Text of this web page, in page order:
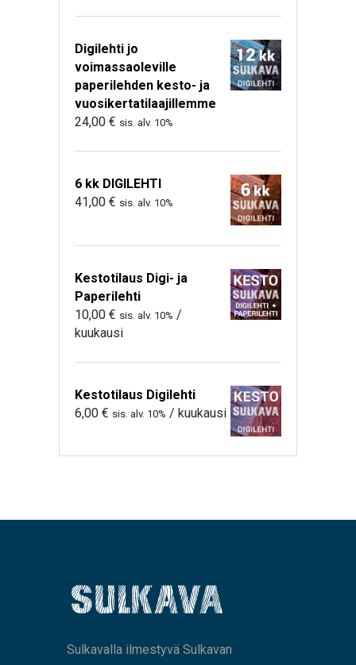
Digilehti jo
voimassaoleville
paperilehden kesto- ja
vuosikertatilaajillemme
24,00 € sis. alv. 10%
6 kk DIGILEHTI
41,00 € sis. alv. 10%
Kestotilaus Digi- ja
Paperilehti
10,00 € sis. alv. 10% /
kuukausi
Kestotilaus Digilehti
6,00 € sis. alv. 10% / kuukausi
Sulkavalla ilmestyvä Sulkavan